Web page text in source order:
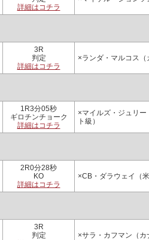
詳細はコチラ
3R
判定
詳細はコチラ
×ランダ・マルコス（
1R3分05秒
ギロチンチョーク
詳細はコチラ
×マイルズ・ジュリ
ト級）
2R0分28秒
KO
詳細はコチラ
×CB・ダラウェイ（
3R
判定
×サラ・カフマン（カ